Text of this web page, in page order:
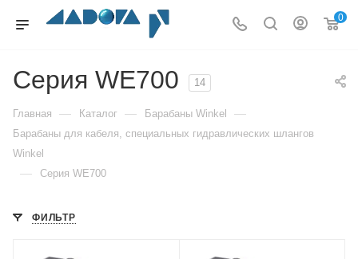
0
Серия WE700 14
Главная — Каталог — Барабаны Winkel —
Барабаны для кабеля, специальных гидравлических шлангов
Winkel
— Серия WE700
ФИЛЬТР